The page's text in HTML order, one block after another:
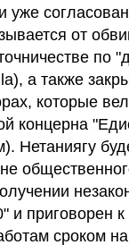
уже
от
по
а также
которые
концерна
Нетаниягу
и приговорен к
сроком